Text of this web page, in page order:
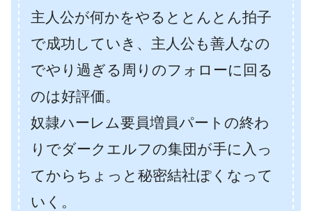
主人公が何かをやるととんとん拍子
で成功していき、主人公も善人なの
でやり過ぎる周りのフォローに回る
のは好評価。
奴隷ハーレム要員増員パートの終わ
りでダークエルフの集団が手に入っ
てからちょっと秘密結社ぽくなって
いく。